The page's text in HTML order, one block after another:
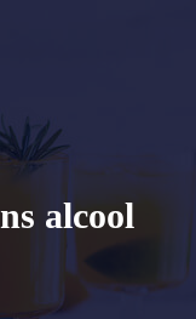
alcool